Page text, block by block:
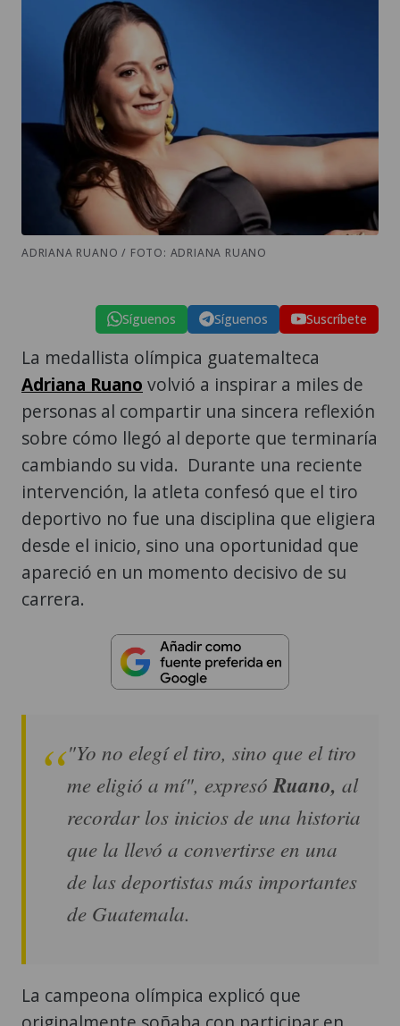
ADRIANA RUANO / FOTO: ADRIANA RUANO
Síguenos Síguenos Suscríbete
La medallista olímpica guatemalteca
Adriana Ruano volvió a inspirar a miles de
personas al compartir una sincera reflexión
sobre cómo llegó al deporte que terminaría
cambiando su vida. Durante una reciente
intervención, la atleta confesó que el tiro
deportivo no fue una disciplina que eligiera
desde el inicio, sino una oportunidad que
apareció en un momento decisivo de su
carrera.
"Yo no elegí el tiro, sino que el tiro
me eligió a mí", expresóRuano, al
recordar los inicios de una historia
que la llevó a convertirse en una
de las deportistas más importantes
de Guatemala.
La campeona olímpica explicó que